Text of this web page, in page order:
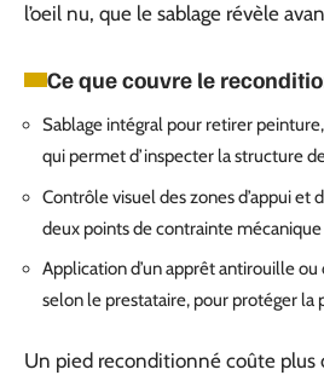
l’oeil nu, que le sablage révèle
Ce que couvre le
Sablage intégral pour retirer
qui permet d’inspecter la structure
Contrôle visuel des zones d’appui et
deux points de contrainte
Application d’un apprêt antirouille
selon le prestataire, pour protéger la
Un pied reconditionné coûte plus